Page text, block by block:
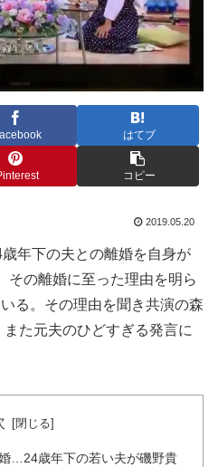
はてブ
コピー
2019.05.20
年下の夫との離婚を自身が
その離婚に至った理由を明ら
る。その理由を聞き共演の森
た元夫のひどすぎる発言に
…24歳年下の若い夫が磯野貴